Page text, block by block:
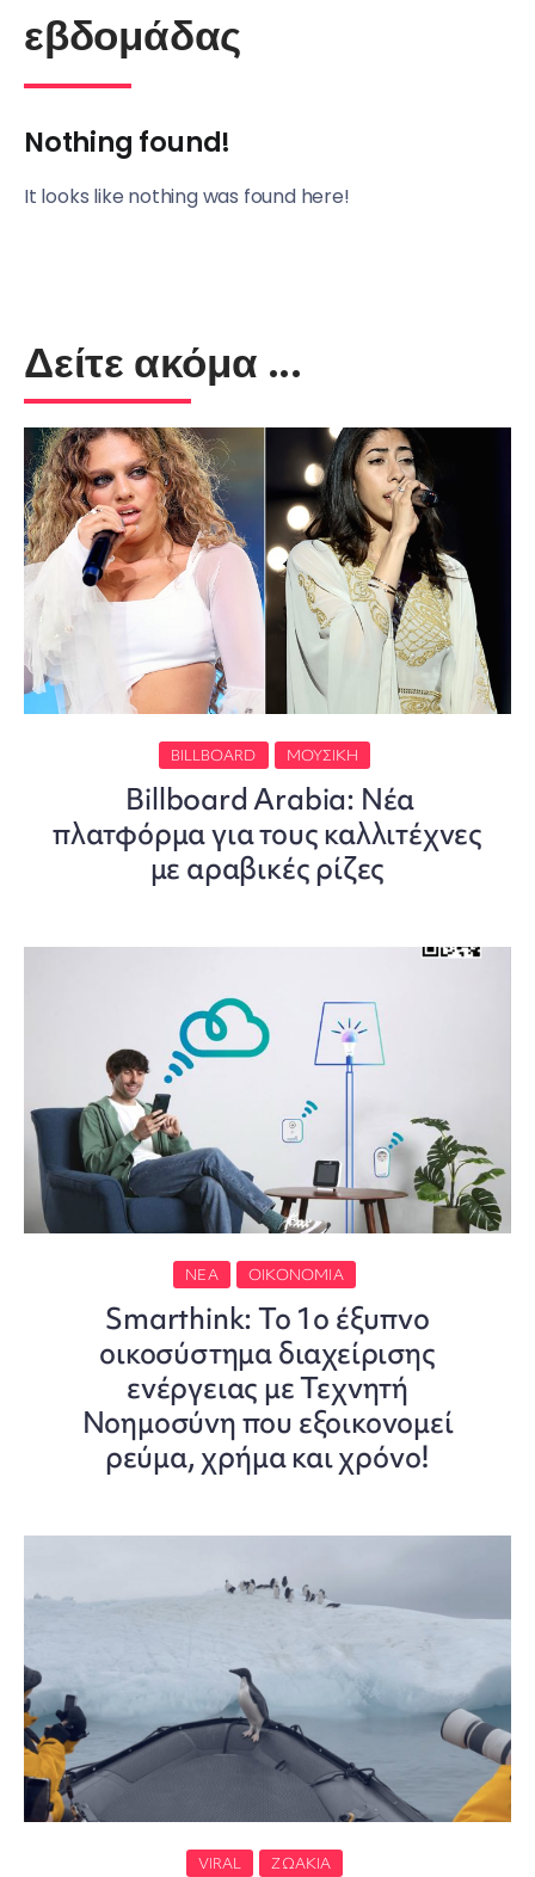
εβδομάδας
Nothing found!
It looks like nothing was found here!
Δείτε ακόμα ...
BILLBOARD ΜΟΥΣΙΚΉ
Billboard Arabia: Νέα
πλατφόρμα για τους καλλιτέχνες
με αραβικές ρίζες
ΝΈΑ ΟΙΚΟΝΟΜΊΑ
Smarthink: Το 1ο έξυπνο
οικοσύστημα διαχείρισης
ενέργειας με Τεχνητή
Νοημοσύνη που εξοικονομεί
ρεύμα, χρήμα και χρόνο!
VIRAL ΖΩΆΚΙΑ